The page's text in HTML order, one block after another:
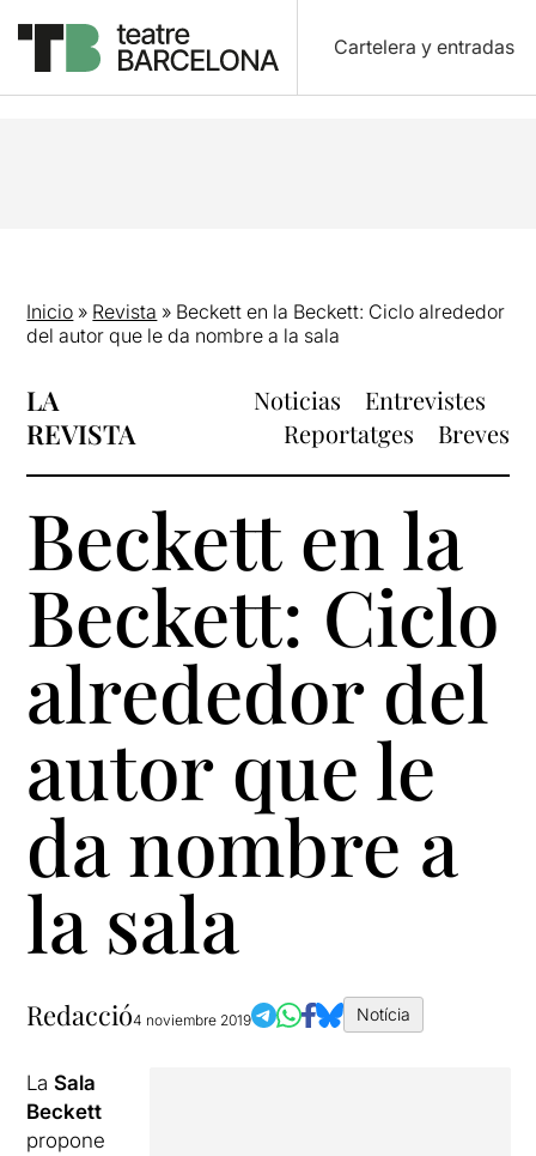
Cartelera y entradas
Inicio » Revista » Beckett en la Beckett: Ciclo alrededor
del autor que le da nombre a la sala
LA
REVISTA
Noticias
Entrevistes
Reportatges
Breves
Beckett en la
Beckett: Ciclo
alrededor del
autor que le
da nombre a
la sala
Redacció4 noviembre 2019 Notícia
LaSala
Beckett
propone